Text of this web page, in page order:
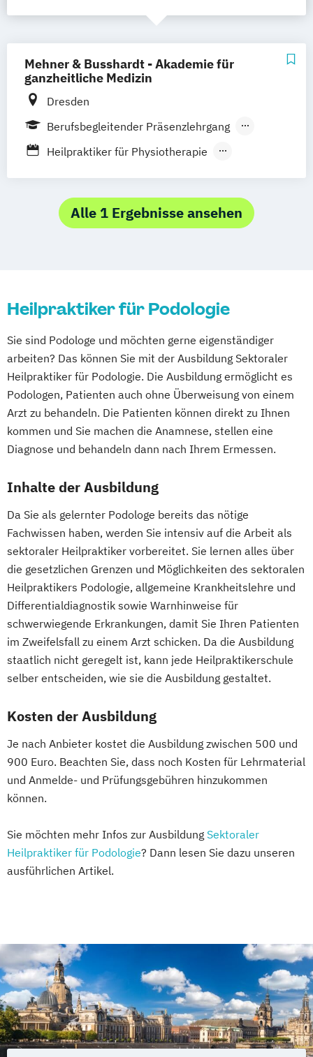
Mehner & Busshardt - Akademie für
ganzheitliche Medizin
Dresden
Berufsbegleitender Präsenzlehrgang
Fernlehrgang
Heilpraktiker für Physiotherapie
Kenntnissen
Heilpraktiker ohne medizinische
Alle 1 Ergebnisse ansehen
Heilpraktiker für Podologie
Sie sind Podologe und möchten gerne eigenständiger
arbeiten? Das können Sie mit der Ausbildung Sektoraler
Heilpraktiker für Podologie. Die Ausbildung ermöglicht es
Podologen, Patienten auch ohne Überweisung von einem
Arzt zu behandeln. Die Patienten können direkt zu Ihnen
kommen und Sie machen die Anamnese, stellen eine
Diagnose und behandeln dann nach Ihrem Ermessen.
Inhalte der Ausbildung
Da Sie als gelernter Podologe bereits das nötige
Fachwissen haben, werden Sie intensiv auf die Arbeit als
sektoraler Heilpraktiker vorbereitet. Sie lernen alles über
die gesetzlichen Grenzen und Möglichkeiten des sektoralen
Heilpraktikers Podologie, allgemeine Krankheitslehre und
Differentialdiagnostik sowie Warnhinweise für
schwerwiegende Erkrankungen, damit Sie Ihren Patienten
im Zweifelsfall zu einem Arzt schicken. Da die Ausbildung
staatlich nicht geregelt ist, kann jede Heilpraktikerschule
selber entscheiden, wie sie die Ausbildung gestaltet.
Kosten der Ausbildung
Je nach Anbieter kostet die Ausbildung zwischen 500 und
900 Euro. Beachten Sie, dass noch Kosten für Lehrmaterial
und Anmelde- und Prüfungsgebühren hinzukommen
können.
Sie möchten mehr Infos zur Ausbildung Sektoraler
Heilpraktiker für Podologie? Dann lesen Sie dazu unseren
ausführlichen Artikel.